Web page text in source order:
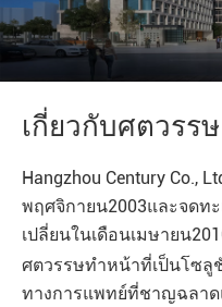
เกี่ยวกับศตวรรษ
Hangzhou Century Co.,
พฤศจิกายน2003และจดท
เปลี่ยนในเดือนเมษายน
ศตวรรษทำหน้าที่เป็นโซลู
ทางการแพทย์ที่ชาญฉลาด